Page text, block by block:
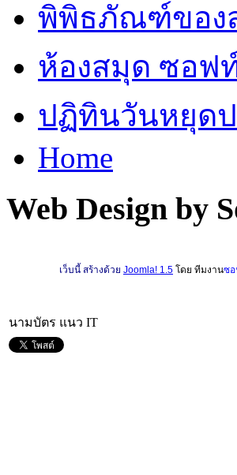
พิพิธภัณฑ์ของ
ห้องสมุด ซอฟ
ปฏิทินวันหยุดป
Home
Web Design by
เว็บนี้ สร้างด้วย Joomla! 1.5 โดย ทีมงานซ
นามบัตร แนว IT